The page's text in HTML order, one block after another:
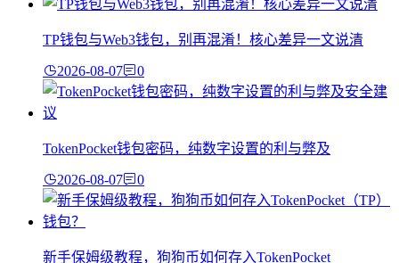
TP钱包与Web3钱包，别再混淆！核心差异一文说清
2026-08-07 0
TokenPocket钱包密码，纯数字设置的利与弊及
2026-08-07 0
新手保姆级教程，狗狗币如何存入TokenPocket